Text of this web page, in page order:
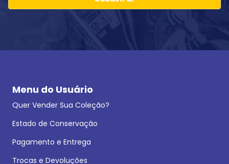
Menu do Usuário
Quer Vender Sua Coleção?
Estado de Conservação
Pagamento e Entrega
Trocas e Devoluções